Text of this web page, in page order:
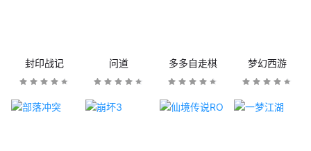
封印战记 问道 多多自走棋 梦幻西游